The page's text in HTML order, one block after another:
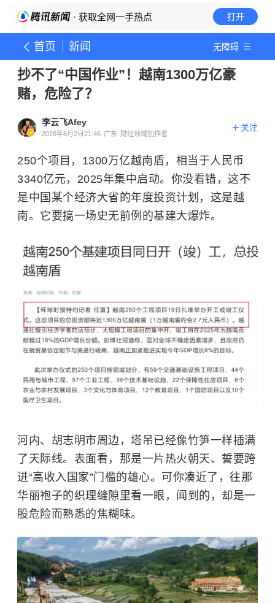
· 获取全网一手热点 打开
首页 新闻 无障碍
抄不了“中国作业”！越南1300万亿豪
赌，危险了？
李云飞Afey
2026年6月2日21:46 广东 财经领域创作者
关注
250个项目，1300万亿越南盾，相当于人民币
3340亿元，2025年集中启动。你没看错，这不
是中国某个经济大省的年度投资计划，这是越
南。它要搞一场史无前例的基建大爆炸。
河内、胡志明市周边，塔吊已经像竹笋一样插满
了天际线。表面看，那是一片热火朝天、誓要跨
进“高收入国家”门槛的雄心。可你凑近了，往那
华丽袍子的织理缝隙里看一眼，闻到的，却是一
股危险而熟悉的焦糊味。